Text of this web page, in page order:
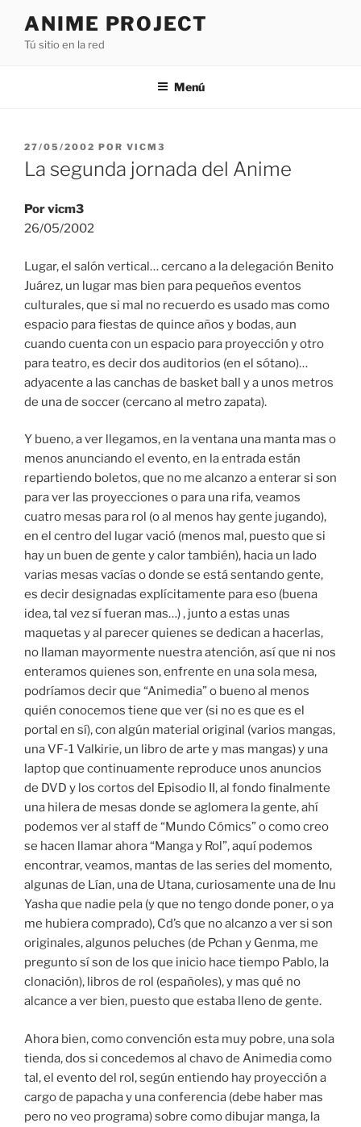
contenido
ANIME PROJECT
Tú sitio en la red
Menú
PUBLICADO
EL
27/05/2002 POR VICM3
La segunda jornada del Anime
Por vicm3
26/05/2002
Lugar, el salón vertical… cercano a la delegación Benito
Juárez, un lugar mas bien para pequeños eventos
culturales, que si mal no recuerdo es usado mas como
espacio para fiestas de quince años y bodas, aun
cuando cuenta con un espacio para proyección y otro
para teatro, es decir dos auditorios (en el sótano)…
adyacente a las canchas de basket ball y a unos metros
de una de soccer (cercano al metro zapata).
Y bueno, a ver llegamos, en la ventana una manta mas o
menos anunciando el evento, en la entrada están
repartiendo boletos, que no me alcanzo a enterar si son
para ver las proyecciones o para una rifa, veamos
cuatro mesas para rol (o al menos hay gente jugando),
en el centro del lugar vació (menos mal, puesto que si
hay un buen de gente y calor también), hacia un lado
varias mesas vacías o donde se está sentando gente,
es decir designadas explícitamente para eso (buena
idea, tal vez sí fueran mas…) , junto a estas unas
maquetas y al parecer quienes se dedican a hacerlas,
no llaman mayormente nuestra atención, así que ni nos
enteramos quienes son, enfrente en una sola mesa,
podríamos decir que “Animedia” o bueno al menos
quién conocemos tiene que ver (si no es que es el
portal en sí), con algún material original (varios mangas,
una VF-1 Valkirie, un libro de arte y mas mangas) y una
laptop que continuamente reproduce unos anuncios
de DVD y los cortos del Episodio II, al fondo finalmente
una hilera de mesas donde se aglomera la gente, ahí
podemos ver al staff de “Mundo Cómics” o como creo
se hacen llamar ahora “Manga y Rol”, aquí podemos
encontrar, veamos, mantas de las series del momento,
algunas de Lían, una de Utana, curiosamente una de Inu
Yasha que nadie pela (y que no tengo donde poner, o ya
me hubiera comprado), Cd’s que no alcanzo a ver si son
originales, algunos peluches (de Pchan y Genma, me
pregunto sí son de los que inicio hace tiempo Pablo, la
clonación), libros de rol (españoles), y mas qué no
alcance a ver bien, puesto que estaba lleno de gente.
Ahora bien, como convención esta muy pobre, una sola
tienda, dos si concedemos al chavo de Animedia como
tal, el evento del rol, según entiendo hay proyección a
cargo de papacha y una conferencia (debe haber mas
pero no veo programa) sobre como dibujar manga, la